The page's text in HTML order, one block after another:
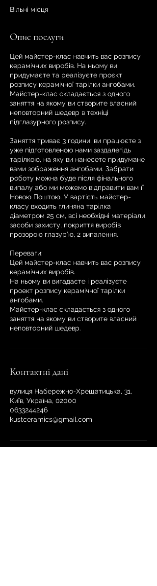
я
Вільні місця
Опис послуги
Цей майстер-клас навчить вас розпису
керамічних виробів. На ньому ви
придумаєте та реалізуєте проєкт
розпису керамічної тарілки ангобами.
Майстер-клас складається з одного
заняття на якому ви створите власний
неповторний шедевр в техніці
підглазурного розпису.
Заняття триває 3 години, ви працюєте з
уже підготовленою нами заздалегідь
тарілкою, на яку ви нанесете придумане
вами зображення ангобами. Забрати
роботу можна буде після фінального
випалу або ми можемо відправити вам її
Новою Поштою. У вартість майстер-
класу входить глиняна тарілка
діаметром 25 см, всі необхідні матеріали,
засоби захисту, покриття виробів
прозорою глазур’ю, 2 випалення.
Переваги:
Цей майстер-клас навчить вас розпису
керамічних виробів.
На ньому ви вигадаєте і реалізуєте
проект розпису керамічної тарілки
ангобами.
Майстер-клас складається з одного
заняття на якому ви створите власний
неповторний шедевр.
Контактні дані
вулиця Набережно-Хрещатицька, 31,
Київ, Україна, 02000
0633244246
kustceramics@gmail.com